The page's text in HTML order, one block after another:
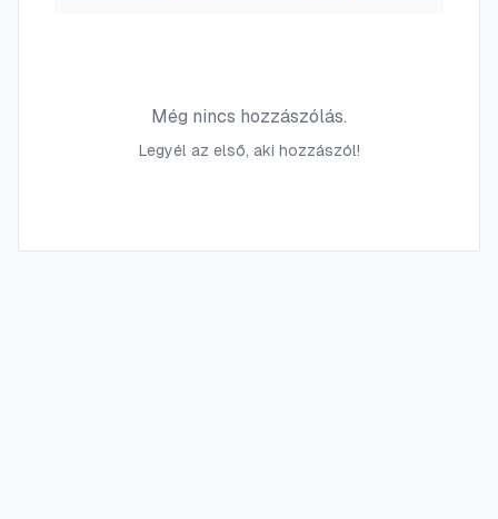
Még nincs hozzászólás.
Legyél az első, aki hozzászól!